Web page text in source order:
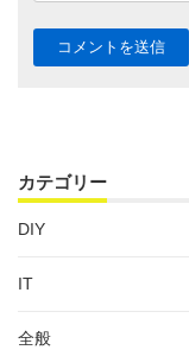
カテゴリー
DIY
IT
全般